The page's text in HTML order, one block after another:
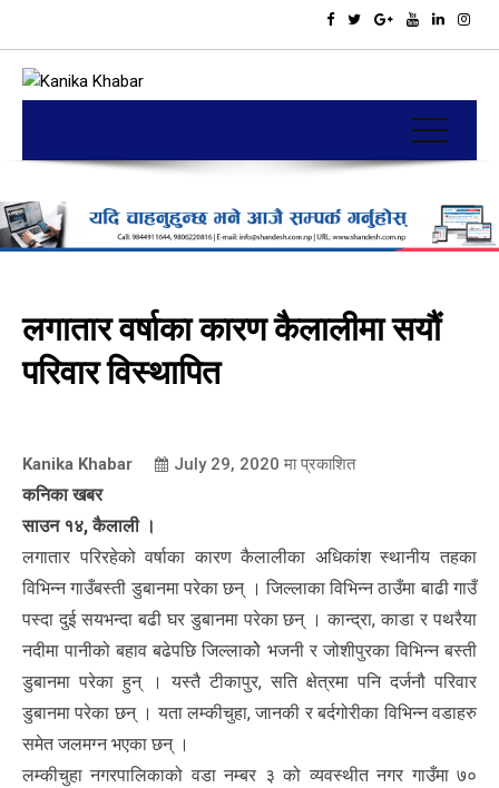
लगातार वर्षाका कारण कैलालीमा सयौं
परिवार विस्थापित
Kanika Khabar July 29, 2020 मा प्रकाशित
कनिका खबर
साउन १४, कैलाली ।
लगातार परिरहेको वर्षाका कारण कैलालीका अधिकांश स्थानीय तहका
विभिन्न गाउँबस्ती डुबानमा परेका छन् । जिल्लाका विभिन्न ठाउँमा बाढी गाउँ
पस्दा दुई सयभन्दा बढी घर डुबानमा परेका छन् । कान्द्रा, काडा र पथरैया
नदीमा पानीको बहाव बढेपछि जिल्लाकोे भजनी र जोशीपुरका विभिन्न बस्ती
डुबानमा परेका हुन् । यस्तै टीकापुर, सति क्षेत्रमा पनि दर्जनौ परिवार
डुबानमा परेका छन् । यता लम्कीचुहा, जानकी र बर्दगोरीका विभिन्न वडाहरु
समेत जलमग्न भएका छन् ।
लम्कीचुहा नगरपालिकाको वडा नम्बर ३ को व्यवस्थीत नगर गाउँमा ७०